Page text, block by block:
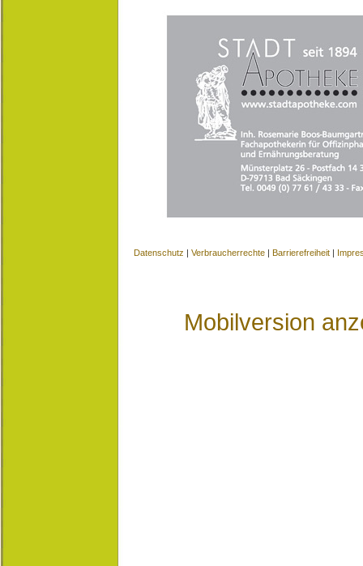
Datenschutz | Verbraucherrechte | Barrierefreiheit |
Mobilversion